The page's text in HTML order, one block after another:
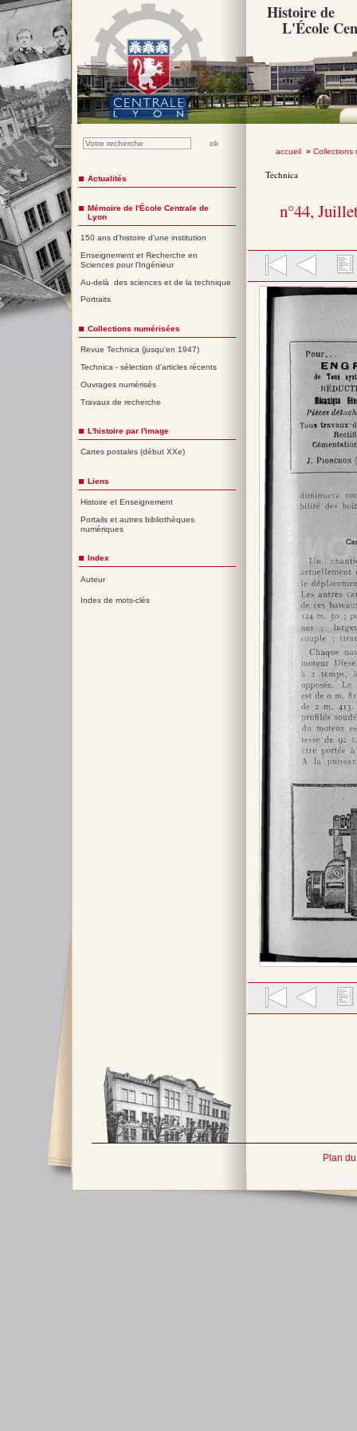
Histoire de
L'École
accueil» Collections
Technica
n°44,
Actualités
Mémoire de l'École Centrale de
Lyon
150 ans d'histoire d'une institution
Enseignement et Recherche en
Sciences pour l'Ingénieur
Au-delà des sciences et de la technique
Portraits
Collections numérisées
Revue Technica (jusqu'en 1947)
Technica - sélection d'articles récents
Ouvrages numérisés
Travaux de recherche
L'histoire par l'image
Cartes postales (début XXe)
Liens
Histoire et Enseignement
Portails et autres bibliothèques
numériques
Index
Auteur
Index de mots-clés
Plan